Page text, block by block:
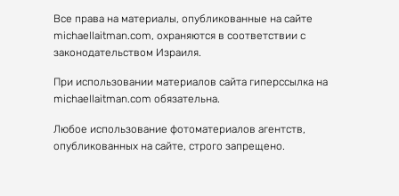
Духовные состояния
Конгрессы каббалы
Каббалистическая музыка
Духовные состояния
Почему евреи
Израиль сегодня
Избраны служить миру
Все права на материалы, опубликованные на сайте
michaellaitman.com, охраняются в соответствии с
законодательством Израиля.
При использовании материалов сайта гиперссылка на
michaellaitman.com обязательна.
Любое использование фотоматериалов агентств,
опубликованных на сайте, строго запрещено.